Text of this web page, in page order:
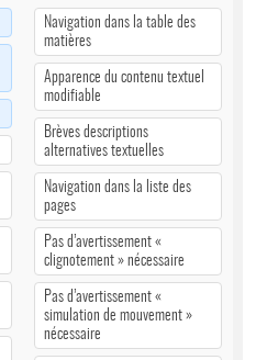
Navigation dans la table des
matières
Apparence du contenu textuel
modifiable
Brèves descriptions
alternatives textuelles
Navigation dans la liste des
pages
Pas d’avertissement «
clignotement » nécessaire
Pas d’avertissement «
simulation de mouvement »
nécessaire